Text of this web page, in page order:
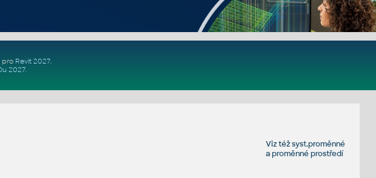
Revit 2027.
2027.
Viz téžsyst.proměnné
aproměnné prostředí